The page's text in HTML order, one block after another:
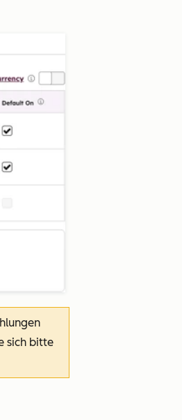
sich bitte